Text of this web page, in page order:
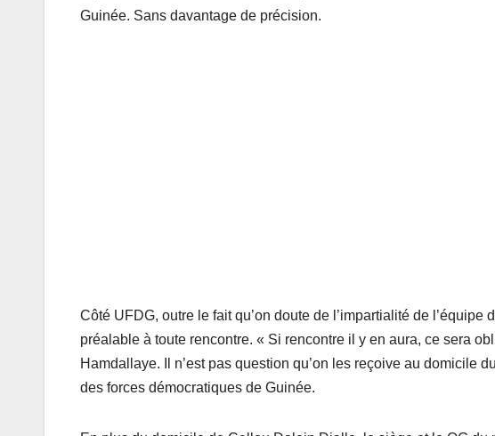
Guinée. Sans davantage de précision.
Côté UFDG, outre le fait qu’on doute de l’impartialité de
préalable à toute rencontre. « Si rencontre il y en aura, ce sera
Hamdallaye. Il n’est pas question qu’on les reçoive au domicile
des forces démocratiques de Guinée.